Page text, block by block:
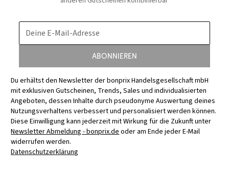
Deine E-Mail-Adresse
Abonnieren
Du erhältst den Newsletter der bonprix Handelsgesellschaft mbH
mit exklusiven Gutscheinen, Trends, Sales und individualisierten
Angeboten, dessen Inhalte durch pseudonyme Auswertung deines
Nutzungsverhaltens verbessert und personalisiert werden können.
Diese Einwilligung kann jederzeit mit Wirkung für die Zukunft unter
Newsletter Abmeldung - bonprix.deoder am Ende jeder E-Mail
widerrufen werden.
Datenschutzerklärung